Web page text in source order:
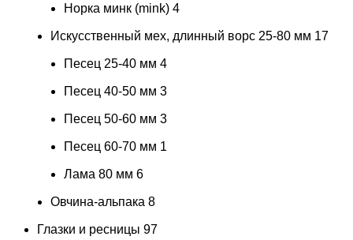
Норка минк (mink) 4
Искусственный мех, длинный ворс 25-80 мм 17
Песец 25-40 мм 4
Песец 40-50 мм 3
Песец 50-60 мм 3
Песец 60-70 мм 1
Лама 80 мм 6
Овчина-альпака 8
Глазки и ресницы 97